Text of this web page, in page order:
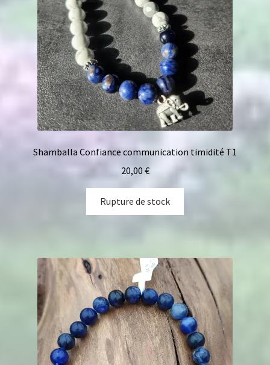
Shamballa Confiance communication timidité T1
20,00 €
Rupture de stock